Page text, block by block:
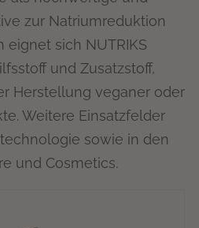
zur Natriumreduktion
eignet sich NUTRIKS
und Zusatzstoff,
Herstellung veganer oder
Weitere Einsatzfelder
sowie in den
und Cosmetics.